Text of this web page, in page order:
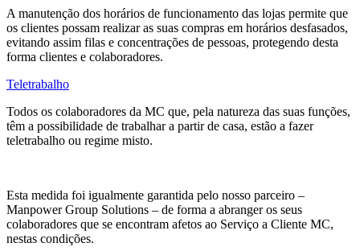
A manutenção dos horários de funcionamento das lojas permite que
os clientes possam realizar as suas compras em horários desfasados,
evitando assim filas e concentrações de pessoas, protegendo desta
forma clientes e colaboradores.
Teletrabalho
Todos os colaboradores da MC que, pela natureza das suas funções,
têm a possibilidade de trabalhar a partir de casa, estão a fazer
teletrabalho ou regime misto.
Esta medida foi igualmente garantida pelo nosso parceiro –
Manpower Group Solutions – de forma a abranger os seus
colaboradores que se encontram afetos ao Serviço a Cliente MC,
nestas condições.